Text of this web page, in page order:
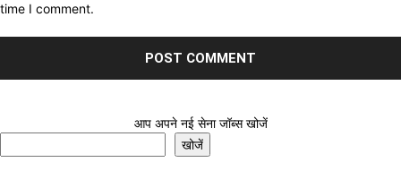
time I comment.
आप अपने नई सेना जॉब्स खोजें
खोजें